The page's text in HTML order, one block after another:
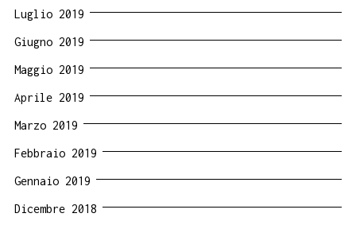
Luglio 2019
Giugno 2019
Maggio 2019
Aprile 2019
Marzo 2019
Febbraio 2019
Gennaio 2019
Dicembre 2018